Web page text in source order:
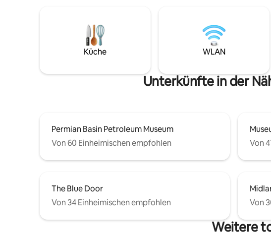
ausgestattete Küche, ein komfortables
Queensize-Bett, hochwertige
Bettwäsche und eine riesige ebenerdige
Dusche. Hell, modern, durchweg mit
anderen Straßenseite befindet sich ein
schöner Spazierpark, der sich perfekt
und Berufstätige, die
sind.
Küche WLAN
Unterkünfte in der
Permian Basin Petroleum Museum
Von 60 Einheimischen empfohlen
Von
The Blue Door
Von 34 Einheimischen empfohlen
Von
Weitere